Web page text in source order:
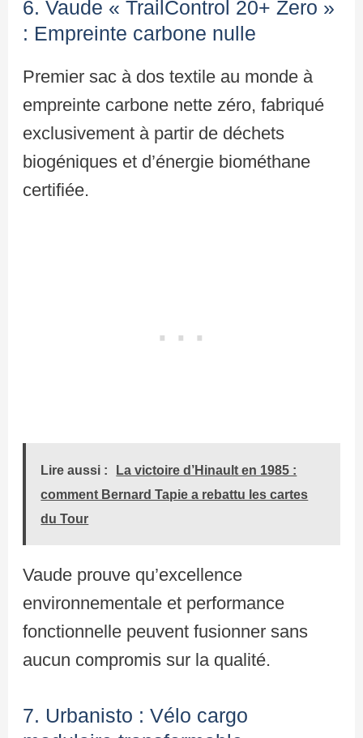
6. Vaude « TrailControl 20+ Zero »
: Empreinte carbone nulle
Premier sac à dos textile au monde à
empreinte carbone nette zéro, fabriqué
exclusivement à partir de déchets
biogéniques et d’énergie biométhane
certifiée.
Lire aussi :
La victoire d’Hinault en 1985 :
comment Bernard Tapie a rebattu les cartes
du Tour
Vaude prouve qu’excellence
environnementale et performance
fonctionnelle peuvent fusionner sans
aucun compromis sur la qualité.
7. Urbanisto : Vélo cargo